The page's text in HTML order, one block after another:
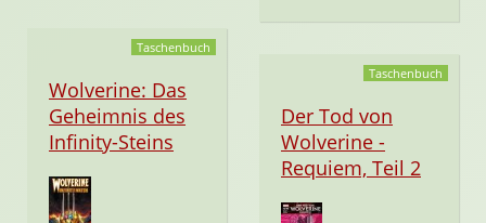
Taschenbuch
Wolverine: Das
Geheimnis des
Infinity-Steins
Taschenbuch
Der Tod von
Wolverine -
Requiem, Teil 2